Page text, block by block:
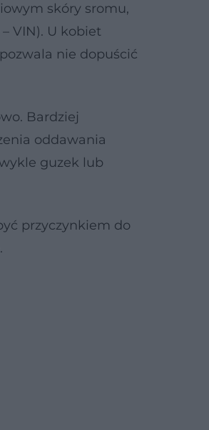
skóry sromu,
– VIN). U kobiet
nie dopuścić
Bardziej
oddawania
guzek lub
przyczynkiem do